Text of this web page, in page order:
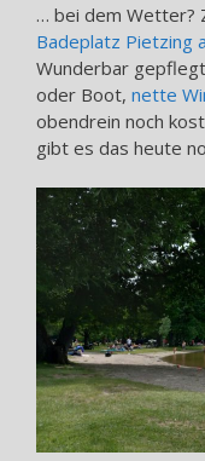
… bei dem Wetter?
Badeplatz Pietzing
Wunderbar
oder Boot, nette
obendrein noch
gibt es das heute